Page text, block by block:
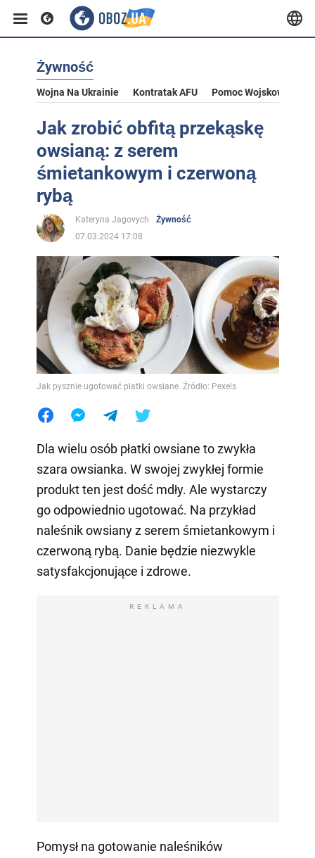
Żywność
Wojna Na Ukrainie Kontratak AFU Pomoc Wojskowa Dla
Jak zrobić obfitą przekąskę
owsianą: z serem
śmietankowym i czerwoną
rybą
Kateryna Jagovych
Żywność
07.03.2024 17:08
Jak pysznie ugotować płatki owsiane. Źródło: Pexels
Dla wielu osób płatki owsiane to zwykła
szara owsianka. W swojej zwykłej formie
produkt ten jest dość mdły. Ale wystarczy
go odpowiednio ugotować. Na przykład
naleśnik owsiany z serem śmietankowym i
czerwoną rybą. Danie będzie niezwykle
satysfakcjonujące i zdrowe.
REKLAMA
Pomysł na gotowanie naleśników